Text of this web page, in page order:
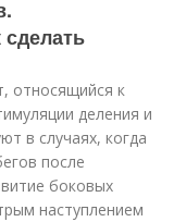
относящийся к
деления и
в случаях, когда
после
боковых
наступлением